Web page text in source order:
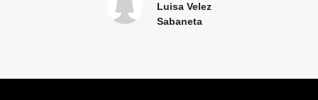
Luisa Velez
Sabaneta